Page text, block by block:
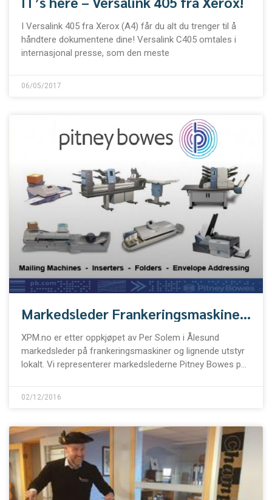
I Versalink 405 fra Xerox (A4) får du alt du trenger til å
håndtere dokumentene dine! Versalink C405 omtales i
internasjonal presse, som den meste
06/05/2017
Markedsleder Frankeringsmaskiner
– postbehandling!
XPM.no er etter oppkjøpet av Per Solem i Ålesund
markedsleder på frankeringsmaskiner og lignende utstyr
lokalt. Vi representerer markedslederne Pitney Bowes på
02/12/2016